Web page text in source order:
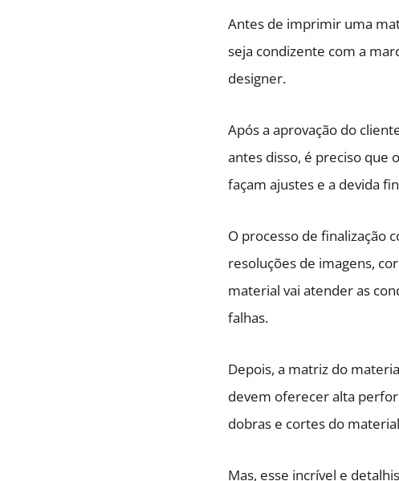
Antes de imprimir uma
seja condizente com a
designer.
Após a aprovação do
antes disso, é preciso que
façam ajustes e a devida
O processo de finalização
resoluções de imagens,
material vai atender as
falhas.
Depois, a matriz do
devem oferecer alta
dobras e cortes do
Mas, esse incrível e